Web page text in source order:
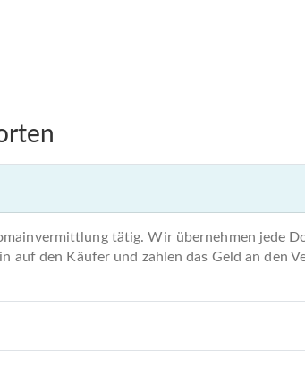
tätig. Wir übernehmen jede
auf den Käufer und zahlen das Geld an den